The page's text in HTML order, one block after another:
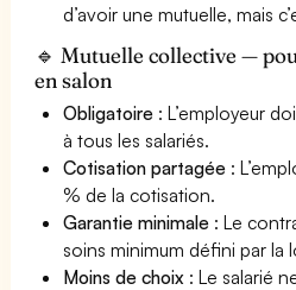
d’avoir une mutuelle, mais
🔹 Mutuelle collective —
en salon
Obligatoire : L’employeur
à tous les salariés.
Cotisation partagée :
% de la cotisation.
Garantie minimale : Le
soins minimum défini par la
Moins de choix : Le salarié